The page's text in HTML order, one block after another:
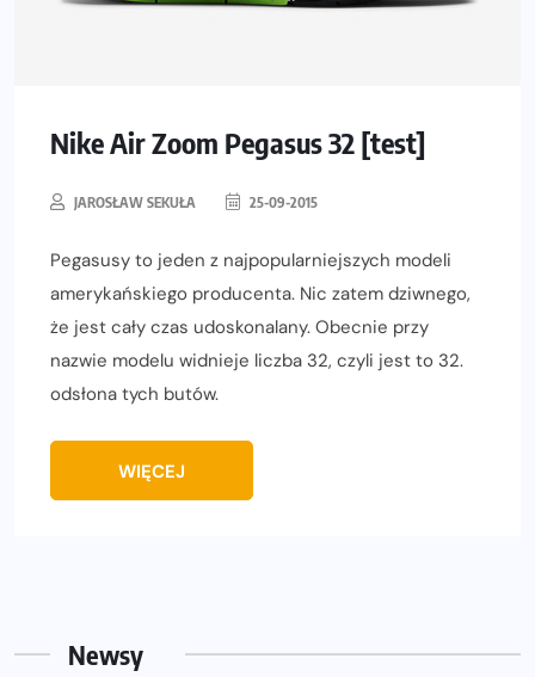
Nike Air Zoom Pegasus 32 [test]
JAROSŁAW SEKUŁA 25-09-2015
Pegasusy to jeden z najpopularniejszych modeli
amerykańskiego producenta. Nic zatem dziwnego,
że jest cały czas udoskonalany. Obecnie przy
nazwie modelu widnieje liczba 32, czyli jest to 32.
odsłona tych butów.
WIĘCEJ
Newsy